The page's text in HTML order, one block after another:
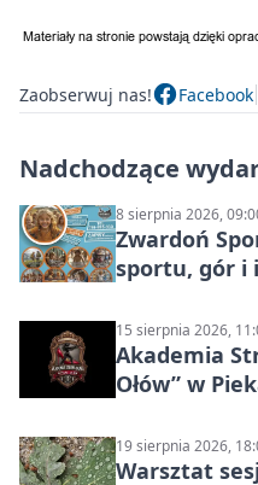
Zaobserwuj nas! Facebook
Nadchodzące
8 sierpnia 2026,
Zwardoń
sportu, gór i
15 sierpnia 2026,
Akademia
Ołów” w
19 sierpnia 2026,
Warsztat